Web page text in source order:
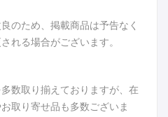
のため、掲載商品は予告なく
れる場合がございます。
数取り揃えておりますが、在
取り寄せ品も多数ございま